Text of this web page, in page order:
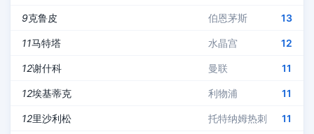
9克鲁皮 伯恩茅斯 13
11马特塔 水晶宫 12
12谢什科 曼联 11
12埃基蒂克 利物浦 11
12里沙利松 托特纳姆热刺 11